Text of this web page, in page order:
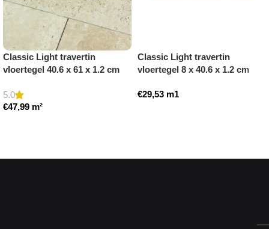
Classic Light travertin
vloertegel 40.6 x 61 x 1.2 cm
5.0
€47,99 m²
Classic Light travertin
vloertegel 8 x 40.6 x 1.2 cm
€29,53 m1